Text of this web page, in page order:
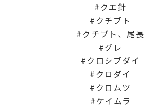
クエ針
クチブト
クチブト、尾長
グレ
クロシブダイ
クロダイ
クロムツ
ケイムラ